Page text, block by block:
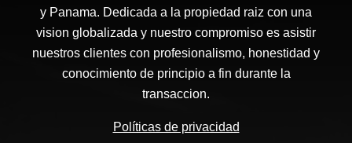
y Panama. Dedicada a la propiedad raiz con una
vision globalizada y nuestro compromiso es asistir
nuestros clientes con profesionalismo, honestidad y
conocimiento de principio a fin durante la
transaccion.
Políticas de privacidad